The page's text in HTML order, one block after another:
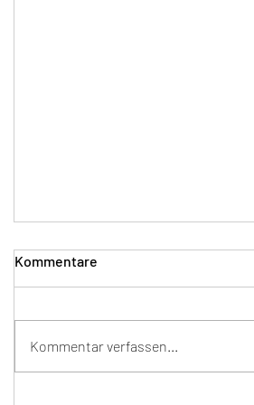
Kommentare
Kommentar verfassen...